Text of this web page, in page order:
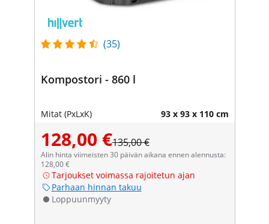
(35)
Kompostori - 860 l
Mitat (PxLxK) 93 x 93 x 110 cm
128,00 €135,00 €
Alin hinta viimeisten 30 päivän aikana ennen alennusta:
128,00 €
Tarjoukset voimassa rajoitetun ajan
Parhaan hinnan takuu
Loppuunmyyty